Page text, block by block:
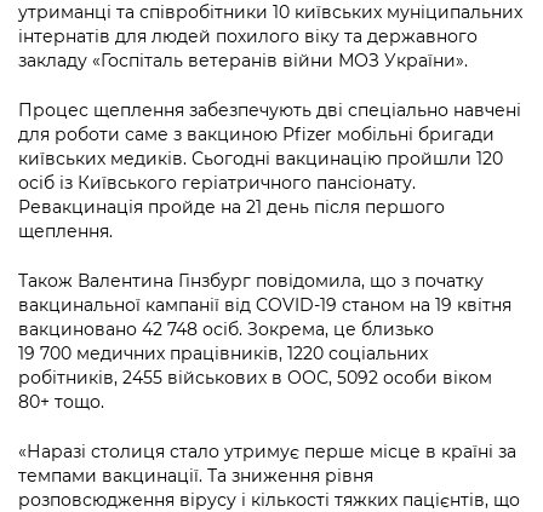
Підприємства, установи, організації
Kyiv International Relations
Річні звіти
Гендерна політика
Безбар'єрність
Портал Захисників та Захисниць
Портал послуг
Міський застосунок Київ Цифровий
Важливе під час воєнного стану
Уряд» – місцевий рівень»
Важливе під час воєнного стану
Про відкриті дані
Портал даних Києва
Публічні дашборди
утриманці та співробітники 10 київських муніципальних
інтернатів для людей похилого віку та державного
закладу «Госпіталь ветеранів війни МОЗ України».
Процес щеплення забезпечують дві спеціально навчені
для роботи саме з вакциною Pfizer мобільні бригади
київських медиків. Сьогодні вакцинацію пройшли 120
осіб із Київського геріатричного пансіонату.
Ревакцинація пройде на 21 день після першого
щеплення.
Також Валентина Гінзбург повідомила, що з початку
вакцинальної кампанії від COVID-19 станом на 19 квітня
вакциновано 42 748 осіб. Зокрема, це близько
19 700 медичних працівників, 1220 соціальних
робітників, 2455 військових в ООС, 5092 особи віком
80+ тощо.
«Наразі столиця стало утримує перше місце в країні за
темпами вакцинації. Та зниження рівня
розповсюдження вірусу і кількості тяжких пацієнтів, що